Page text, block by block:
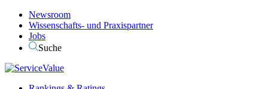
Newsroom
Wissenschafts- und Praxispartner
Jobs
Suche